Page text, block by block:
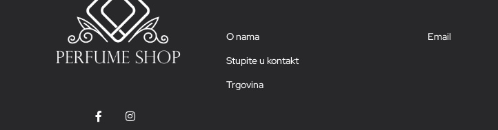
O nama
Stupite u kontakt
Trgovina
Email